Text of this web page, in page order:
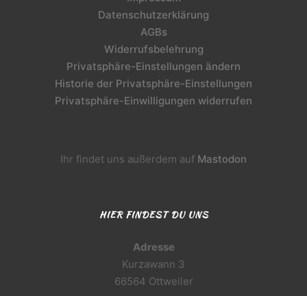
Datenschutzerklärung
AGBs
Widerrufsbelehrung
Privatsphäre-Einstellungen ändern
Historie der Privatsphäre-Einstellungen
Privatsphäre-Einwilligungen widerrufen
Ihr findet uns außerdem auf Mastodon
HIER FINDEST DU UNS
Adresse
Kurzawann 3
66564 Ottweiler